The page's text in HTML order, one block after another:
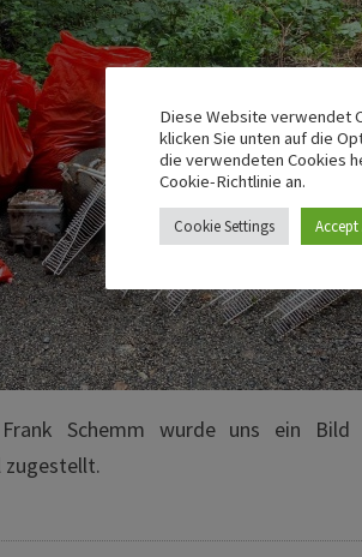
Schemm wurde uns ein
zugestellt.
Diese Website verwendet
klicken Sie unten auf die
die verwendeten Cookies
Cookie-Richtlinie an.
Cookie Settings Accept